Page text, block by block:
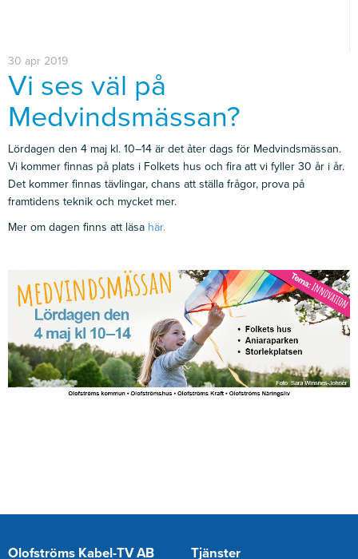
30 apr 2019
Vi ses väl på
Medvindsmässan?
Lördagen den 4 maj kl. 10–14 är det åter dags för Medvindsmässan.
Vi kommer finnas på plats i Folkets hus och fira att vi fyller 30 år i år.
Det kommer finnas tävlingar, chans att ställa frågor, prova på
framtidens teknik och mycket mer.
Mer om dagen finns att läsa här.
Olofströms Kabel-TV AB Tjänster